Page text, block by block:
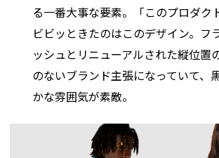
る一番大事な要素。「このプロダク
ビビッときたのはこのデザイン。フ
ッシュとリニューアルされた縦位置
のないブランド主張になっていて、
かな雰囲気が素敵。